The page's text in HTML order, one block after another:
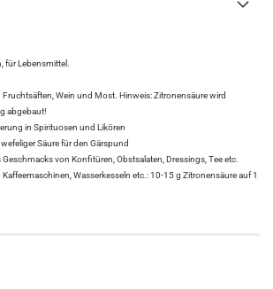
für Lebensmittel.
Wein und Most. Hinweis: Zitronensäure wird
abgebaut!
in Spirituosen und Likören
Säure für den Gärspund
von Konfitüren, Obstsalaten, Dressings, Tee etc.
Wasserkesseln etc.: 10-15 g Zitronensäure auf 1